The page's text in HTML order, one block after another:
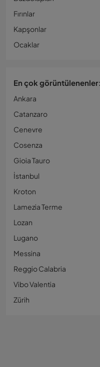
Fırınlar
Kapşonlar
Ocaklar
En çok görüntülenenler:
Ankara
Catanzaro
Cenevre
Cosenza
Gioia Tauro
İstanbul
Kroton
Lamezia Terme
Lozan
Lugano
Messina
Reggio Calabria
Vibo Valentia
Zürih